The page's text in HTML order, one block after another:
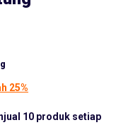
25%
10 produk setiap